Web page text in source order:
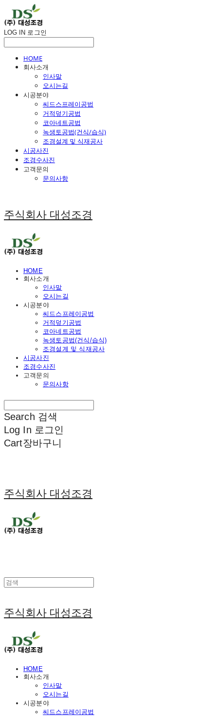
LOG IN 로그인
HOME
회사소개
인사말
오시는길
시공분야
씨드스프레이공법
거적덮기공법
코아네트공법
녹생토공법(건식/습식)
조경설계 및 식재공사
시공사진
조경수사진
고객문의
문의사항
주식회사 대성조경
HOME
회사소개
인사말
오시는길
시공분야
씨드스프레이공법
거적덮기공법
코아네트공법
녹생토공법(건식/습식)
조경설계 및 식재공사
시공사진
조경수사진
고객문의
문의사항
Search 검색
Log In 로그인
Cart장바구니
주식회사 대성조경
주식회사 대성조경
HOME
회사소개
인사말
오시는길
시공분야
씨드스프레이공법